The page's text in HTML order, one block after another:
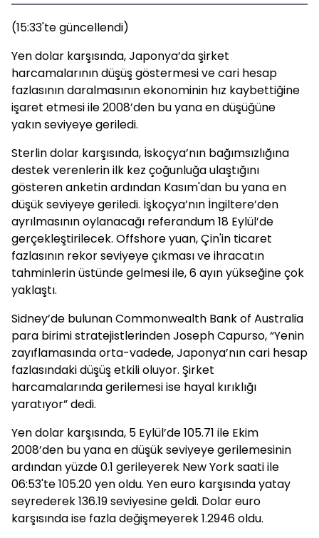
(15:33'te güncellendi)
Yen dolar karşısında, Japonya’da şirket
harcamalarının düşüş göstermesi ve cari hesap
fazlasının daralmasının ekonominin hız kaybettiğine
işaret etmesi ile 2008’den bu yana en düşüğüne
yakın seviyeye geriledi.
Sterlin dolar karşısında, İskoçya’nın bağımsızlığına
destek verenlerin ilk kez çoğunluğa ulaştığını
gösteren anketin ardından Kasım'dan bu yana en
düşük seviyeye geriledi. İşkoçya’nın İngiltere’den
ayrılmasının oylanacağı referandum 18 Eylül’de
gerçekleştirilecek. Offshore yuan, Çin'in ticaret
fazlasının rekor seviyeye çıkması ve ihracatın
tahminlerin üstünde gelmesi ile, 6 ayın yükseğine çok
yaklaştı.
Sidney’de bulunan Commonwealth Bank of Australia
para birimi stratejistlerinden Joseph Capurso, “Yenin
zayıflamasında orta-vadede, Japonya’nın cari hesap
fazlasındaki düşüş etkili oluyor. Şirket
harcamalarında gerilemesi ise hayal kırıklığı
yaratıyor” dedi.
Yen dolar karşısında, 5 Eylül’de 105.71 ile Ekim
2008’den bu yana en düşük seviyeye gerilemesinin
ardından yüzde 0.1 gerileyerek New York saati ile
06:53'te 105.20 yen oldu. Yen euro karşısında yatay
seyrederek 136.19 seviyesine geldi. Dolar euro
karşısında ise fazla değişmeyerek 1.2946 oldu.